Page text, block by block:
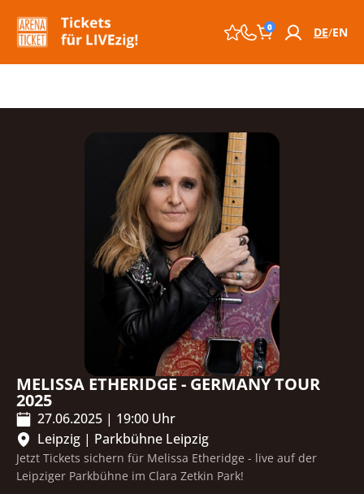
0 DE EN
MELISSA ETHERIDGE - GERMANY TOUR
2025
27.06.2025 | 19:00 Uhr
Leipzig | Parkbühne Leipzig
Jetzt Tickets sichern für Melissa Etheridge - live auf der
Leipziger Parkbühne im Clara Zetkin Park!